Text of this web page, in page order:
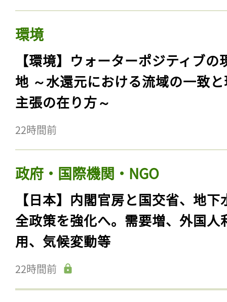
環境
【環境】ウォーターポジティブの
地 ～水還元における流域の一致
主張の在り方～
22時間前
政府・国際機関・NGO
【日本】内閣官房と国交省、地下
全政策を強化へ。需要増、外国人
用、気候変動等
22時間前